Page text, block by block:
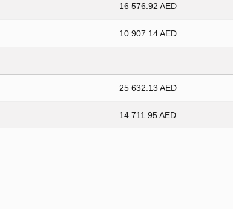
16 576.92 AED
10 907.14 AED
25 632.13 AED
14 711.95 AED